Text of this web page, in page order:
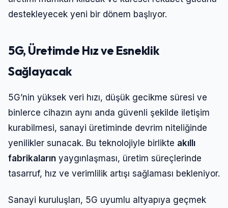
destekleyecek yeni bir dönem başlıyor.
5G, Üretimde Hız ve Esneklik
Sağlayacak
5G’nin yüksek veri hızı, düşük gecikme süresi ve
binlerce cihazın aynı anda güvenli şekilde iletişim
kurabilmesi, sanayi üretiminde devrim niteliğinde
yenilikler sunacak. Bu teknolojiyle birlikte akıllı
fabrikaların yaygınlaşması, üretim süreçlerinde
tasarruf, hız ve verimlilik artışı sağlaması bekleniyor.
Sanayi kuruluşları, 5G uyumlu altyapıya geçmek